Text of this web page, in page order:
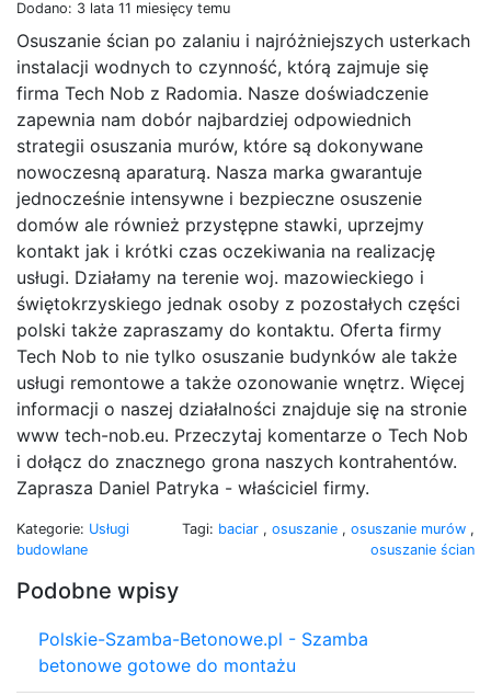
Dodano: 3 lata 11 miesięcy temu
Osuszanie ścian po zalaniu i najróżniejszych usterkach
instalacji wodnych to czynność, którą zajmuje się
firma Tech Nob z Radomia. Nasze doświadczenie
zapewnia nam dobór najbardziej odpowiednich
strategii osuszania murów, które są dokonywane
nowoczesną aparaturą. Nasza marka gwarantuje
jednocześnie intensywne i bezpieczne osuszenie
domów ale również przystępne stawki, uprzejmy
kontakt jak i krótki czas oczekiwania na realizację
usługi. Działamy na terenie woj. mazowieckiego i
świętokrzyskiego jednak osoby z pozostałych części
polski także zapraszamy do kontaktu. Oferta firmy
Tech Nob to nie tylko osuszanie budynków ale także
usługi remontowe a także ozonowanie wnętrz. Więcej
informacji o naszej działalności znajduje się na stronie
www tech-nob.eu. Przeczytaj komentarze o Tech Nob
i dołącz do znacznego grona naszych kontrahentów.
Zaprasza Daniel Patryka - właściciel firmy.
Kategorie: Usługi
budowlane
Tagi: baciar , osuszanie , osuszanie murów ,
osuszanie ścian
Podobne wpisy
Polskie-Szamba-Betonowe.pl - Szamba
betonowe gotowe do montażu